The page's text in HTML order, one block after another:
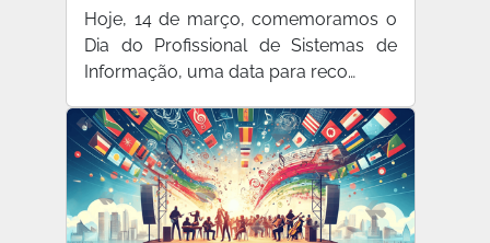
Hoje, 14 de março, comemoramos o
Dia do Profissional de Sistemas de
Informação, uma data para reco…